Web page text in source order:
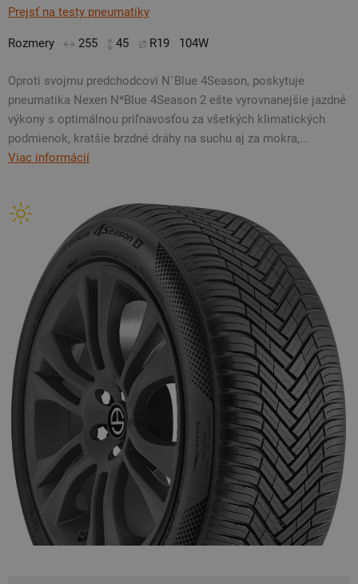
Prejsť na testy pneumatiky
Rozmery 255 45 R19 104W
Oproti svojmu predchodcovi N´Blue 4Season, poskytuje
pneumatika Nexen N*Blue 4Season 2 ešte vyrovnanejšie jazdné
výkony s optimálnou priľnavosťou za všetkých klimatických
podmienok, kratšie brzdné dráhy na suchu aj za mokra,...
Viac informácií